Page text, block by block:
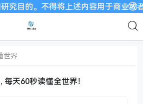
。不得将上述内容用于商业或者非
世界
天60秒读懂全世界！